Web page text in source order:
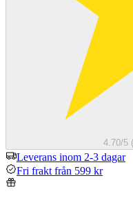
4.70/5
Leverans inom 2-3 dagar
Fri frakt från 599 kr